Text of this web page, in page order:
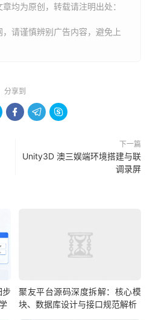
均为原创，转载请注明出处：
请谨慎辨别广告内容，避免上
分享到
  
下一篇
Unity3D 澳三娱端环境搭建与联
调录屏
步
聚友平台源码深度拆解：核心模
块、数据库设计与接口规范解析